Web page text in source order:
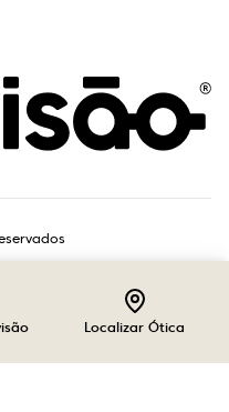
Localizar Ótica